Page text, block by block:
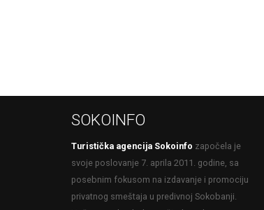
SOKOINFO
Turistička agencija Sokoinfo započela je
svoje poslovanje 7. aprila 2011. godine, sa
posebnim fokusom na izdavanje i promociju
privatnog smeštaja u predivnoj Sokobanji.